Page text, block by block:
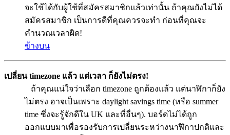
จะใช้ได้กับผู้ใช้ที่สมัครสมาชิกแล้วเท่านั้น ถ้าคุณยังไม่ได้
สมัครสมาชิก เป็นการดีที่คุณควรจะทำ ก่อนที่คุณจะ
คำนวณเวลาผิด!
ข้างบน
เปลี่ยน timezone แล้ว แต่เวลา ก็ยังไม่ตรง!
ถ้าคุณแน่ใจว่าเลือก timezone ถูกต้องแล้ว แต่นาฬิกาก็ยัง
ไม่ตรง อาจเป็นเพราะ daylight savings time (หรือ summer
time ซึ่งจะรู้จักดีใน UK และที่อื่นๆ). บอร์ดไม่ได้ถูก
ออกแบบมาเพื่อรองรับการเปลี่ยนระหว่างนาฬิกาปกติและ